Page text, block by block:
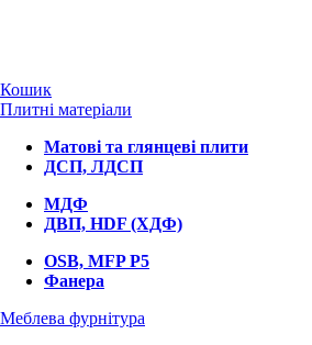
Кошик
Плитні матеріали
Матові та глянцеві плити
ДСП, ЛДСП
МДФ
ДВП, HDF (ХДФ)
OSB, MFP P5
Фанера
Меблева фурнітура